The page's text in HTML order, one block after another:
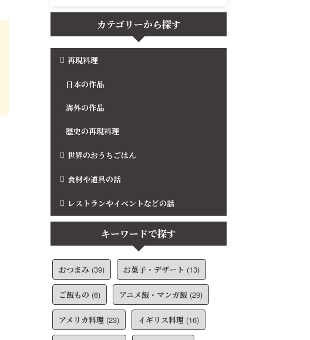
カテゴリーから探す
再現料理
日本の作品
海外の作品
歴史の再現料理
世界のおうちごはん
食材や道具の話
レストランやイベントなどの話
キーワードで探す
おつまみ (39) お菓子・デザート (13)
ご飯もの (6) アニメ飯・マンガ飯 (29)
アメリカ料理 (23) イギリス料理 (16)